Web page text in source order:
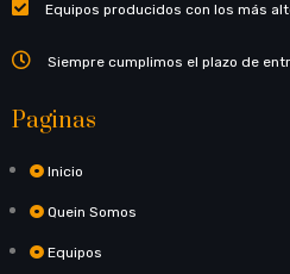
Equipos producidos con los más
Siempre cumplimos el plazo de
Paginas
Inicio
Quein Somos
Equipos